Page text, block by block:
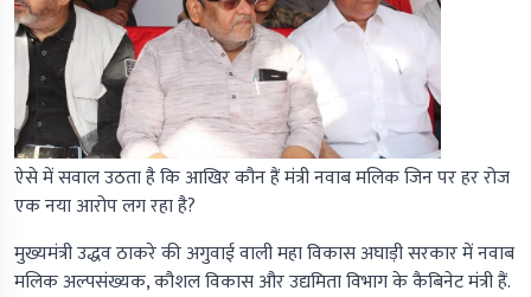
ऐसे में सवाल उठता है कि आखिर कौन हैं मंत्री नवाब मलिक जिन पर हर रोज
एक नया आरोप लग रहा है?
मुख्यमंत्री उद्धव ठाकरे की अगुवाई वाली महा विकास अघाड़ी सरकार में नवाब
मलिक अल्पसंख्यक, कौशल विकास और उद्यमिता विभाग के कैबिनेट मंत्री हैं.